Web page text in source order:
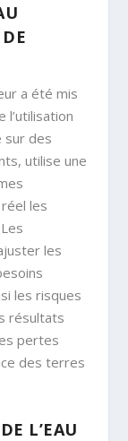
a été mis
l’utilisation
sur des
utilise une
les
les
les risques
résultats
pertes
des terres
L’EAU